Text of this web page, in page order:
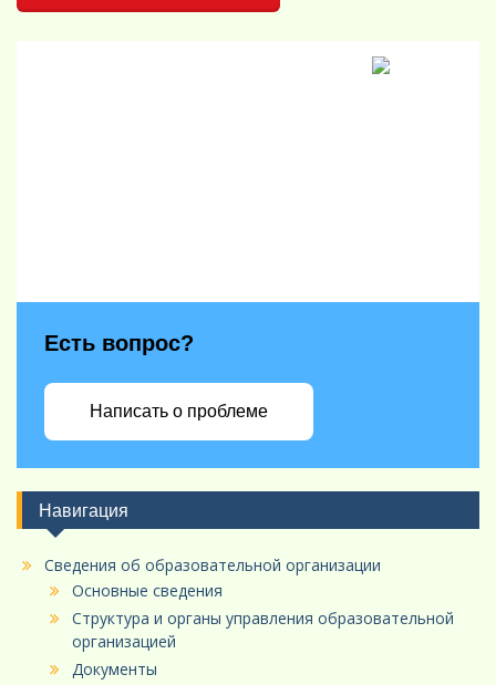
Есть вопрос?
Написать о проблеме
Навигация
Сведения об образовательной организации
Основные сведения
Структура и органы управления образовательной
организацией
Документы